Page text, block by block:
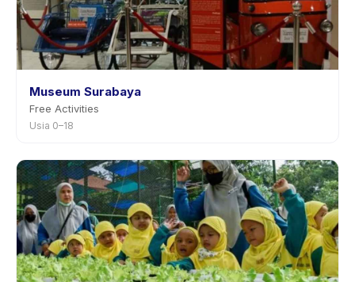
Museum Surabaya
Free Activities
Usia 0–18